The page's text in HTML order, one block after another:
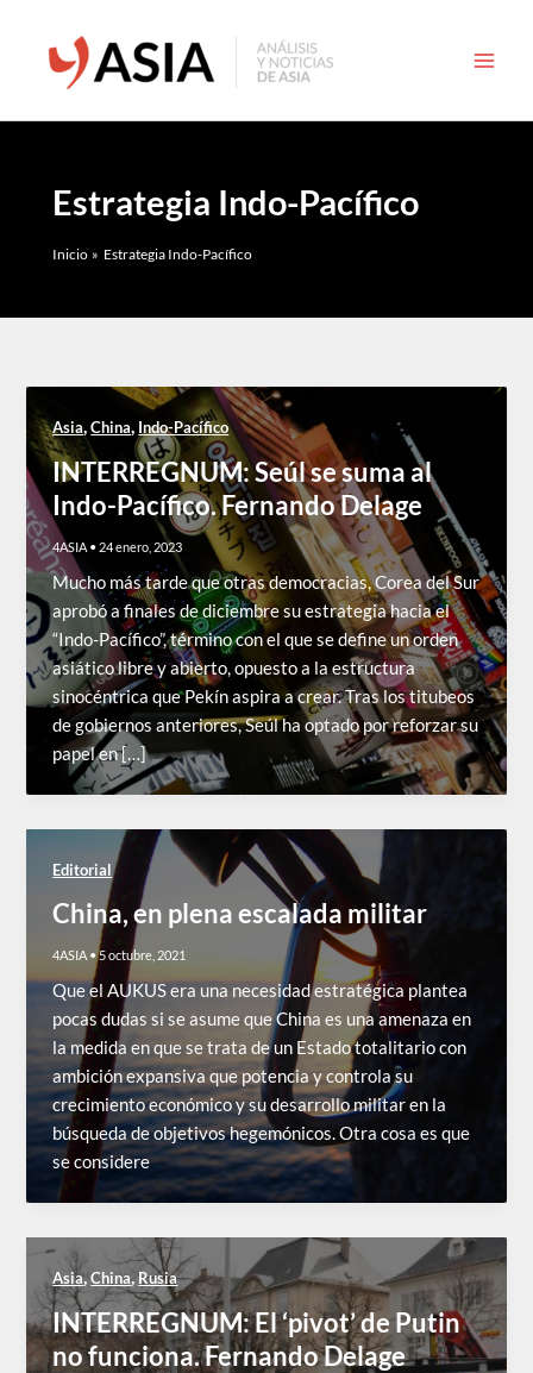
contenido
Estrategia Indo-Pacífico
Inicio Estrategia Indo-Pacífico
Asia,China, Indo-Pacífico
INTERREGNUM: Seúl se suma al
Indo-Pacífico. Fernando Delage
4ASIA • 24 enero, 2023
Mucho más tarde que otras democracias, Corea del Sur
aprobó a finales de diciembre su estrategia hacia el
“Indo-Pacífico”, término con el que se define un orden
asiático libre y abierto, opuesto a la estructura
sinocéntrica que Pekín aspira a crear. Tras los titubeos
de gobiernos anteriores, Seúl ha optado por reforzar su
papel en […]
Editorial
China, en plena escalada militar
4ASIA •5 octubre, 2021
Que el AUKUS era una necesidad estratégica plantea
pocas dudas si se asume que China es una amenaza en
la medida en que se trata de un Estado totalitario con
ambición expansiva que potencia y controla su
crecimiento económico y su desarrollo militar en la
búsqueda de objetivos hegemónicos. Otra cosa es que
se considere
Asia,China,Rusia
INTERREGNUM: El ‘pivot’ de Putin
no funciona. Fernando Delage